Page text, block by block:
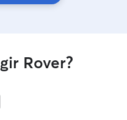
Rover?